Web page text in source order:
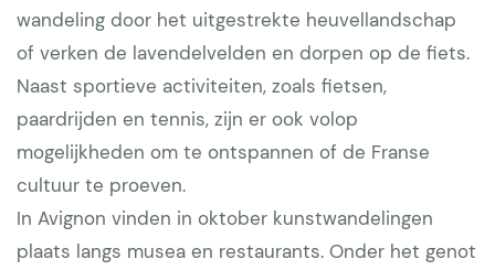
wandeling door het uitgestrekte heuvellandschap
of verken de lavendelvelden en dorpen op de fiets.
Naast sportieve activiteiten, zoals fietsen,
paardrijden en tennis, zijn er ook volop
mogelijkheden om te ontspannen of de Franse
cultuur te proeven.
In Avignon vinden in oktober kunstwandelingen
plaats langs musea en restaurants. Onder het genot